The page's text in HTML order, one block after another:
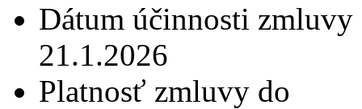
Dátum účinnosti zmluvy
21.1.2026
Platnosť zmluvy do